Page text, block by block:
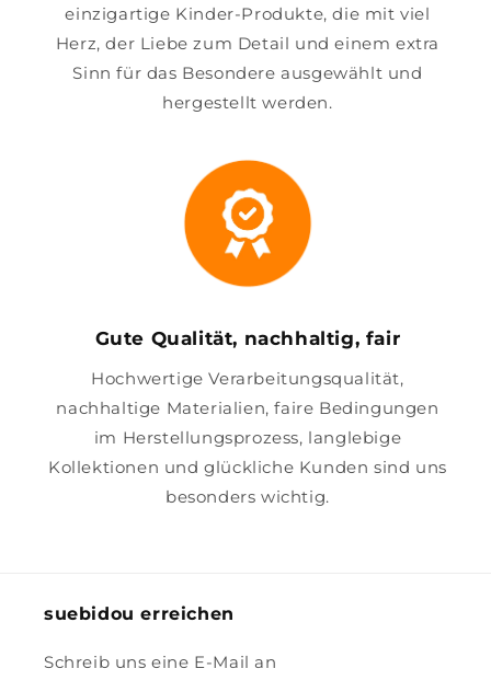
einzigartige Kinder-Produkte, die mit viel
Herz, der Liebe zum Detail und einem extra
Sinn für das Besondere ausgewählt und
hergestellt werden.
Gute Qualität, nachhaltig, fair
Hochwertige Verarbeitungsqualität,
nachhaltige Materialien, faire Bedingungen
im Herstellungsprozess, langlebige
Kollektionen und glückliche Kunden sind uns
besonders wichtig.
suebidou erreichen
Schreib uns eine E-Mail an